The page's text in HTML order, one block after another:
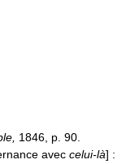
1846, p. 90.
avec celui-là] :